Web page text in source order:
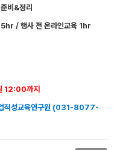
비 &정리
/ 행사 전 온라인교육 1hr
12:00까지
적성교육연구원 (031-8077-